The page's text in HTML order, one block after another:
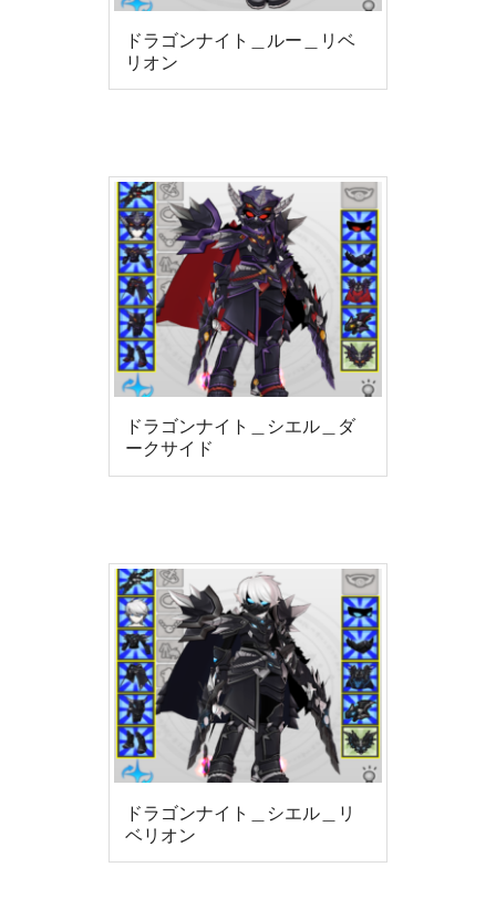
ドラゴンナイト＿ルー＿リベ
リオン
ドラゴンナイト＿シエル＿ダ
ークサイド
ドラゴンナイト＿シエル＿リ
ベリオン